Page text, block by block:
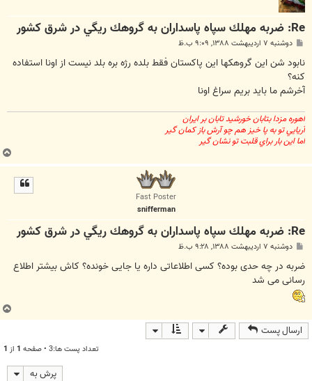
Re: ضربه مهلك سپاه پاسداران به گروهك ريگي در شرق كشور
ت
دوشنبه ۷ اردیبهشت ۱۳۸۸, ۹:۰۹ ب.ظ
نابود شن اين گروهكها اين پاكستان فقط بلده رژه بره بلد نيست از اونا استفاده
كنه؟
آخرشم ما بايد بريم سراغ اونا
اهوره مزدا بتابان خورشيد تابان بر ايران
آريايي تو به پا خيز هم چو آرش باز كمان گير
اما اين بار براي قلبت تو نشان گير
Fast Poster
snifferman
Re: ضربه مهلك سپاه پاسداران به گروهك ريگي در شرق كشور
ت
دوشنبه ۷ اردیبهشت ۱۳۸۸, ۹:۲۸ ب.ظ
ضربه در چه حدی بوده؟ کسی اطلاعاتی داره یا جایی خونده؟ کاش بیشتر اطلاع
رسانی می شد
ارسال پست
تعداد پست ها:3 • صفحه 1 از 1
پرش به